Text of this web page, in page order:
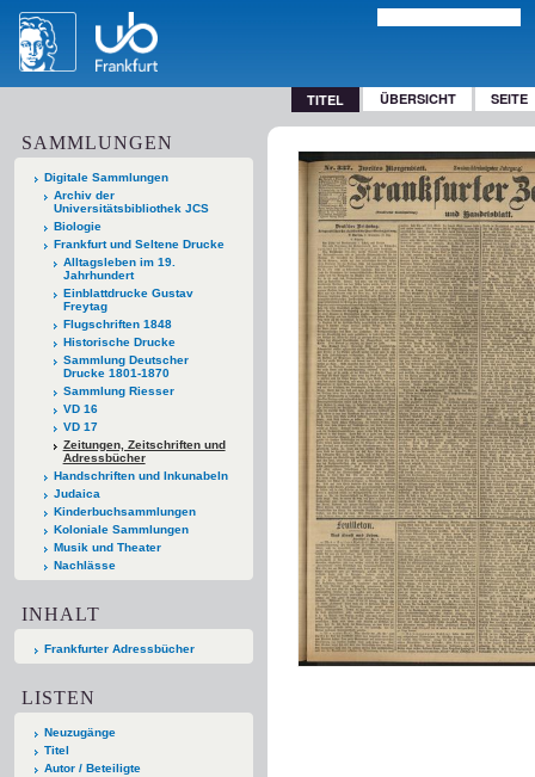
TITEL ÜBERSICHT SEITE
SAMMLUNGEN
Digitale Sammlungen
Archiv der
Universitätsbibliothek JCS
Biologie
Frankfurt und Seltene Drucke
Alltagsleben im 19.
Jahrhundert
Einblattdrucke Gustav
Freytag
Flugschriften 1848
Historische Drucke
Sammlung Deutscher
Drucke 1801-1870
Sammlung Riesser
VD 16
VD 17
Zeitungen, Zeitschriften und
Adressbücher
Handschriften und Inkunabeln
Judaica
Kinderbuchsammlungen
Koloniale Sammlungen
Musik und Theater
Nachlässe
INHALT
Frankfurter Adressbücher
LISTEN
Neuzugänge
Titel
Autor / Beteiligte